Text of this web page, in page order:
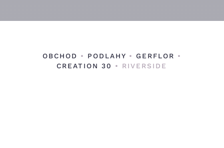
OBCHOD • PODLAHY • GERFLOR •
CREATION 30
• RIVERSIDE